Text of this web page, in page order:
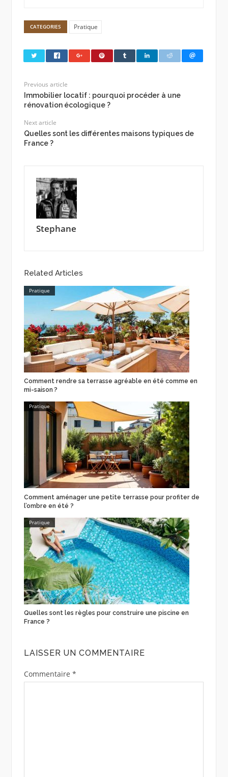
CATEGORIES Pratique
Previous article
Immobilier locatif : pourquoi procéder à une
rénovation écologique ?
Next article
Quelles sont les différentes maisons typiques de
France ?
Stephane
Related Articles
Pratique
Comment rendre sa terrasse agréable en été comme en
mi-saison ?
Pratique
Comment aménager une petite terrasse pour profiter de
l’ombre en été ?
Pratique
Quelles sont les règles pour construire une piscine en
France ?
LAISSER UN COMMENTAIRE
Commentaire *